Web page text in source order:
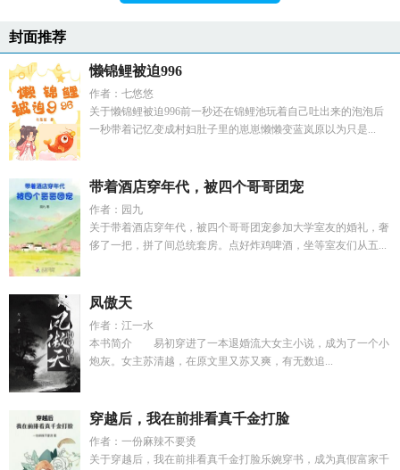
封面推荐
懒锦鲤被迫996
作者：七悠悠
关于懒锦鲤被迫996前一秒还在锦鲤池玩着自己吐出来的泡泡后
一秒带着记忆变成村妇肚子里的崽崽懒懒变蓝岚原以为只是...
带着酒店穿年代，被四个哥哥团宠
作者：园九
关于带着酒店穿年代，被四个哥哥团宠参加大学室友的婚礼，奢
侈了一把，拼了间总统套房。点好炸鸡啤酒，坐等室友们从五...
凤傲天
作者：江一水
本书简介 易初穿进了一本退婚流大女主小说，成为了一个小
炮灰。女主苏清越，在原文里又苏又爽，有无数追...
穿越后，我在前排看真千金打脸
作者：一份麻辣不要烫
关于穿越后，我在前排看真千金打脸乐婉穿书，成为真假富家千